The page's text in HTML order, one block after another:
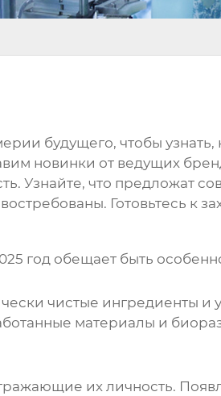
будущего, чтобы узнать,
новинки от ведущих
Узнайте, что
Готовьтесь к
год обещает быть
чистые ингредиенты и
материалы и
их личность.